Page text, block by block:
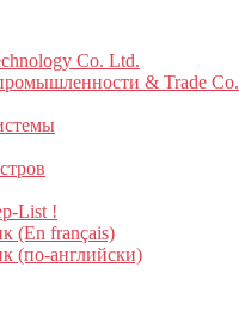
Co. Ltd.
& Trade Co.
List !
(En français)
(по-английски)